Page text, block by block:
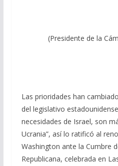
(Presidente de la
Las prioridades han
del legislativo
necesidades de Israel, son
Ucrania”, así lo ratificó al
Washington ante la Cumbre
Republicana, celebrada en